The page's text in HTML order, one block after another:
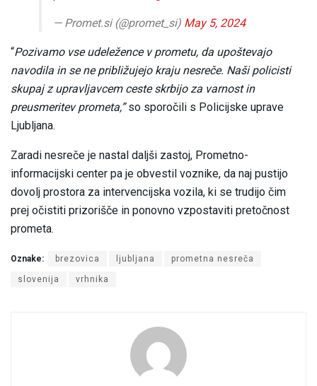
— Promet.si (@promet_si) May 5, 2024
“Pozivamo vse udeležence v prometu, da upoštevajo
navodila in se ne približujejo kraju nesreče. Naši policisti
skupaj z upravljavcem ceste skrbijo za varnost in
preusmeritev prometa,”so sporočili s Policijske uprave
Ljubljana.
Zaradi nesreče je nastal daljši zastoj, Prometno-
informacijski center pa je obvestil voznike, da naj pustijo
dovolj prostora za intervencijska vozila, ki se trudijo čim
prej očistiti prizorišče in ponovno vzpostaviti pretočnost
prometa.
Oznake: brezovica ljubljana prometna nesreča
slovenija vrhnika